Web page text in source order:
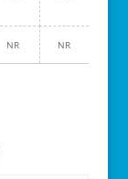
NR NR